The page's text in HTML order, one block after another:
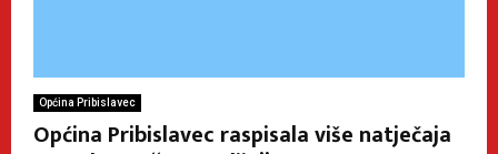
Općina Pribislavec
Općina Pribislavec raspisala više natječaja